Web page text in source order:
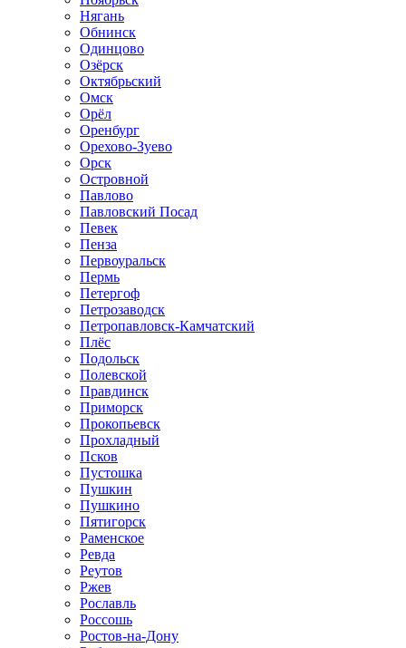
Нягань
Обнинск
Одинцово
Озёрск
Октябрьский
Омск
Орёл
Оренбург
Орехово-Зуево
Орск
Островной
Павлово
Павловский Посад
Певек
Пенза
Первоуральск
Пермь
Петергоф
Петрозаводск
Петропавловск-Камчатский
Плёс
Подольск
Полевской
Правдинск
Приморск
Прокопьевск
Прохладный
Псков
Пустошка
Пушкин
Пушкино
Пятигорск
Раменское
Ревда
Реутов
Ржев
Рославль
Россошь
Ростов-на-Дону